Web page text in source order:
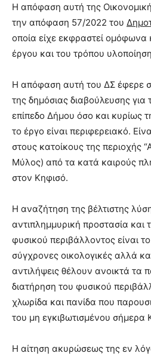
Η απόφαση αυτή της
την απόφαση 57/2022 του
οποία είχε εκφραστεί ομόφωνα
έργου και του τρόπου
Η απόφαση αυτή του ΔΣ έφερε
της δημόσιας διαβούλευσης
επίπεδο Δήμου όσο και κυρίως
το έργο είναι περιφερειακό.
στους κατοίκους της περιοχής
Μύλος) από τα κατά καιρούς
στον Κηφισό.
Η αναζήτηση της βέλτιστης
αντιπλημμυρική προστασία και
φυσικού περιβάλλοντος είναι
σύγχρονες οικολογικές αλλά
αντιλήψεις θέλουν ανοικτά τα
διατήρηση του φυσικού
χλωρίδα και πανίδα που
του μη εγκιβωτισμένου σήμερα
Η αίτηση ακυρώσεως της εν